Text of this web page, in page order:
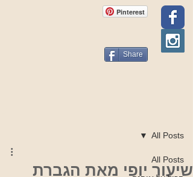
Pinterest
Share
All Posts
All Posts
שיעור יופי מאת הגברת